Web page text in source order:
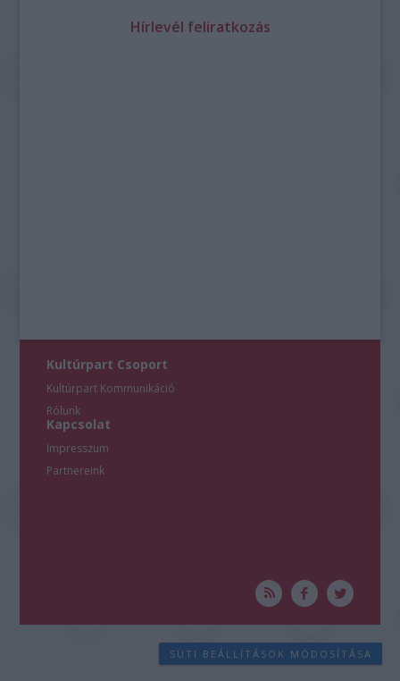
Hírlevél feliratkozás
Kultúrpart Csoport
Kultúrpart Kommunikáció
Rólunk
Kapcsolat
Impresszum
Partnereink
SÜTI BEÁLLÍTÁSOK MÓDOSÍTÁSA